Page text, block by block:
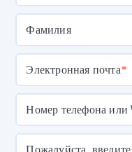
Фамилия
Электронная почта*
Номер телефона